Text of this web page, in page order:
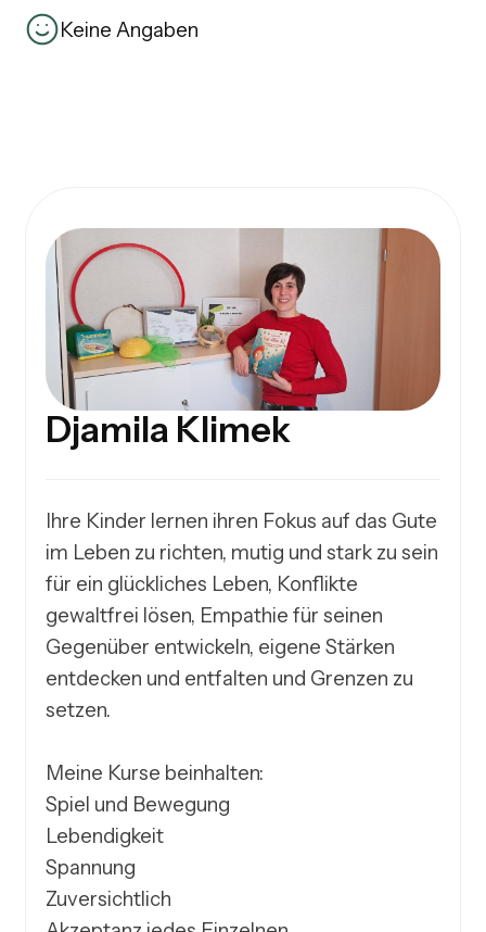
Keine Angaben
Djamila Klimek
Ihre Kinder lernen ihren Fokus auf das Gute
im Leben zu richten, mutig und stark zu sein
für ein glückliches Leben, Konflikte
gewaltfrei lösen, Empathie für seinen
Gegenüber entwickeln, eigene Stärken
entdecken und entfalten und Grenzen zu
setzen.
Meine Kurse beinhalten:
Spiel und Bewegung
Lebendigkeit
Spannung
Zuversichtlich